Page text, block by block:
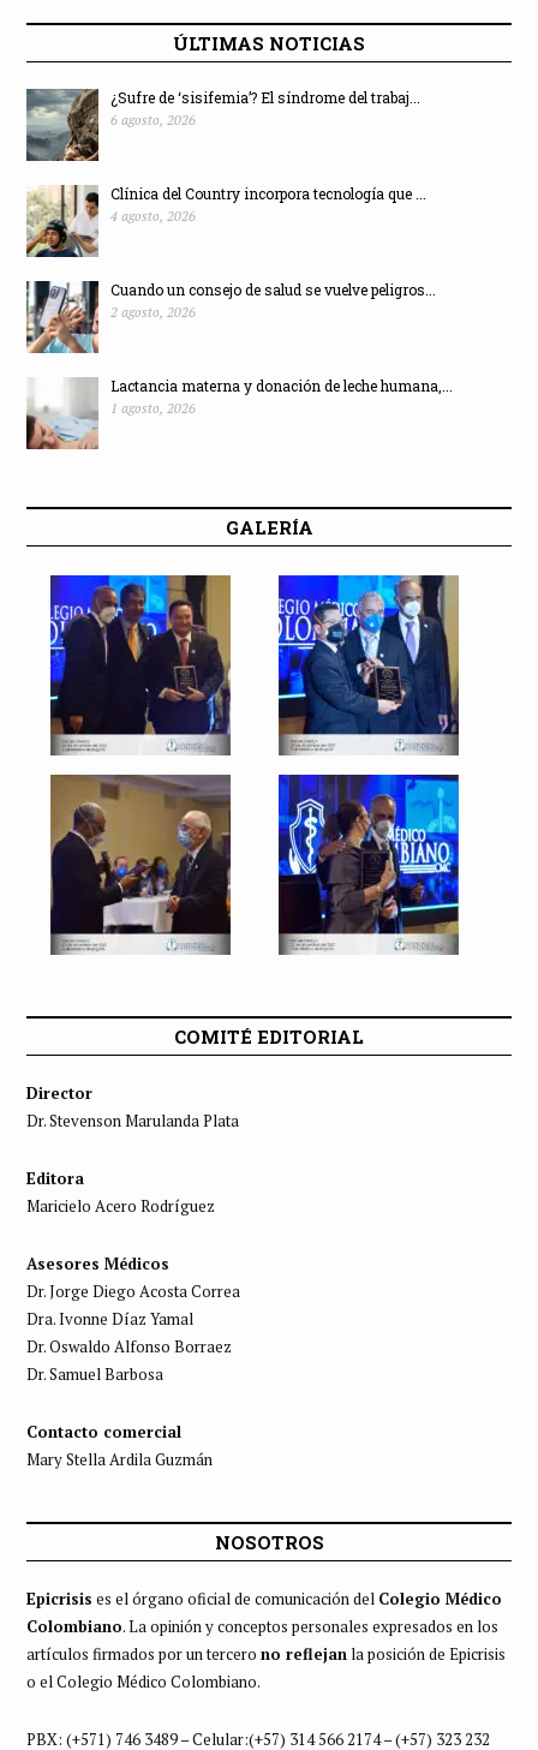
ÚLTIMAS NOTICIAS
¿Sufre de ‘sisifemia’? El síndrome del trabaj...
6 agosto, 2026
Clínica del Country incorpora tecnología que ...
4 agosto, 2026
Cuando un consejo de salud se vuelve peligros...
2 agosto, 2026
Lactancia materna y donación de leche humana,...
1 agosto, 2026
GALERÍA
COMITÉ EDITORIAL
Director
Dr. Stevenson Marulanda Plata
Editora
Maricielo Acero Rodríguez
Asesores Médicos
Dr. Jorge Diego Acosta Correa
Dra. Ivonne Díaz Yamal
Dr. Oswaldo Alfonso Borraez
Dr. Samuel Barbosa
Contacto comercial
Mary Stella Ardila Guzmán
NOSOTROS
Epicrisis es el órgano oficial de comunicación del Colegio Médico
Colombiano. La opinión y conceptos personales expresados en los
artículos firmados por un tercero no reflejan la posición de Epicrisis
o el Colegio Médico Colombiano.
PBX: (+571) 746 3489 – Celular:(+57) 314 566 2174 – (+57) 323 232